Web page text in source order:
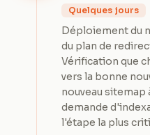
Quelques jours
Déploiement du
du plan de
Vérification que
vers la bonne
nouveau sitemap
demande
l'étape la plus